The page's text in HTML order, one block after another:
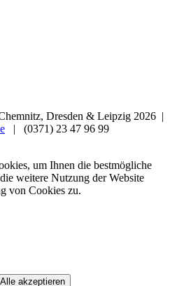
Dresden & Leipzig 2026 |
| (0371) 23 47 96 99
um Ihnen die bestmögliche
weitere Nutzung der Website
von Cookies zu.
Alle akzeptieren